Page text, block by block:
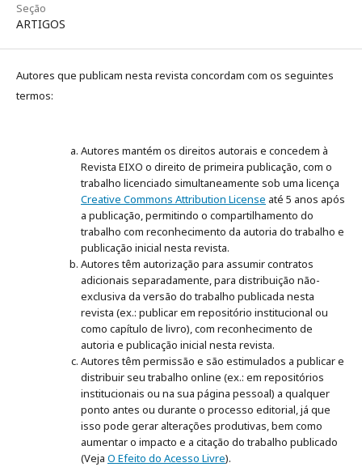
Seção
ARTIGOS
Autores que publicam nesta revista concordam com os seguintes
termos:
Autores mantém os direitos autorais e concedem à
Revista EIXO o direito de primeira publicação, com o
trabalho licenciado simultaneamente sob uma licença
Creative Commons Attribution License até 5 anos após
a publicação, permitindo o compartilhamento do
trabalho com reconhecimento da autoria do trabalho e
publicação inicial nesta revista.
Autores têm autorização para assumir contratos
adicionais separadamente, para distribuição não-
exclusiva da versão do trabalho publicada nesta
revista (ex.: publicar em repositório institucional ou
como capítulo de livro), com reconhecimento de
autoria e publicação inicial nesta revista.
Autores têm permissão e são estimulados a publicar e
distribuir seu trabalho online (ex.: em repositórios
institucionais ou na sua página pessoal) a qualquer
ponto antes ou durante o processo editorial, já que
isso pode gerar alterações produtivas, bem como
aumentar o impacto e a citação do trabalho publicado
(Veja O Efeito do Acesso Livre).